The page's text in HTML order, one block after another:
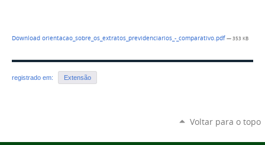
Download orientacao_sobre_os_extratos_previdenciarios_-_comparativo.pdf— 353 KB
registrado em: Extensão
Voltar para o topo